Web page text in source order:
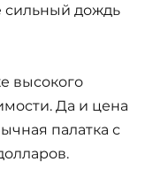
сильный дождь
высокого
Да и цена
палатка с